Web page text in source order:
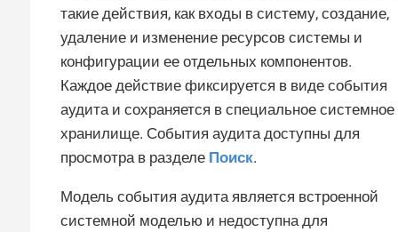
такие действия, как входы в систему, создание,
удаление и изменение ресурсов системы и
конфигурации ее отдельных компонентов.
Каждое действие фиксируется в виде события
аудита и сохраняется в специальное системное
хранилище. События аудита доступны для
просмотра в разделе Поиск.
Модель события аудита является встроенной
системной моделью и недоступна для